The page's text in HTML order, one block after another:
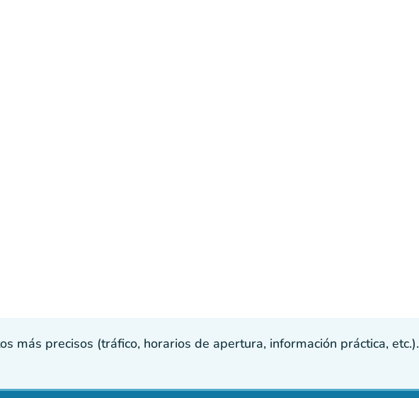
más precisos (tráfico, horarios de apertura, información práctica, etc.).